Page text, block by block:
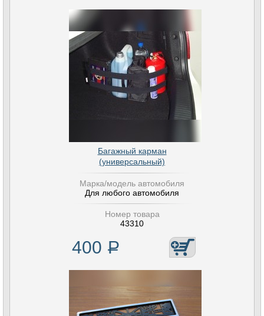
Багажный карман
(универсальный)
Марка/модель автомобиля
Для любого автомобиля
Номер товара
43310
400 Р